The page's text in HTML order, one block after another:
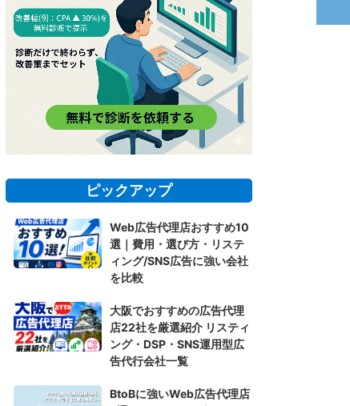
ピックアップ
Web広告代理店おすすめ10
選｜費用・選び方・リステ
ィング/SNS広告に強い会社
を比較
大阪でおすすめの広告代理
店22社を厳選紹介 リスティ
ング・DSP・SNS運用型広
告代行会社一覧
BtoBに強いWeb広告代理店